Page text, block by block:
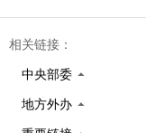
相关链接：
中央部委
地方外办